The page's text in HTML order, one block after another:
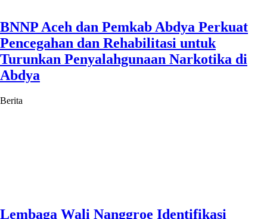
BNNP Aceh dan Pemkab Abdya Perkuat
Pencegahan dan Rehabilitasi untuk
Turunkan Penyalahgunaan Narkotika di
Abdya
Berita
Lembaga Wali Nanggroe Identifikasi